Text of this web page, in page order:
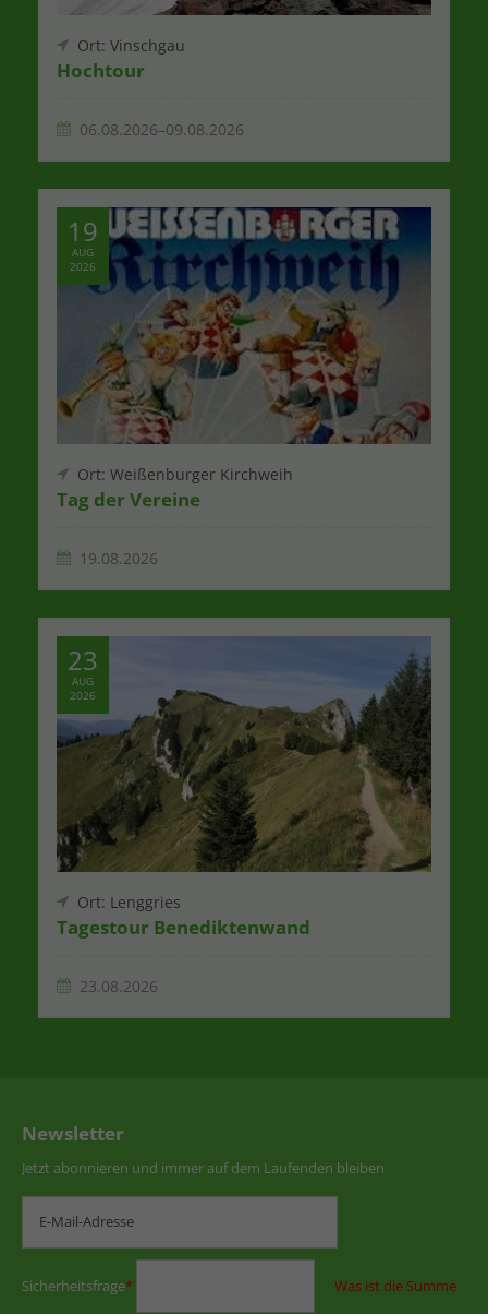
Ort: Vinschgau
Hochtour
06.08.2026–09.08.2026
19
AUG
2026
Ort: Weißenburger Kirchweih
Tag der Vereine
19.08.2026
23
AUG
2026
Ort: Lenggries
Tagestour Benediktenwand
23.08.2026
Newsletter
Jetzt abonnieren und immer auf dem Laufenden bleiben
Sicherheitsfrage* Was ist die Summe